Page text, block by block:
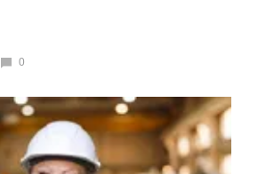
0